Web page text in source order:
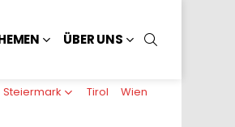
ÜBER UNS
Steiermark Tirol Wien